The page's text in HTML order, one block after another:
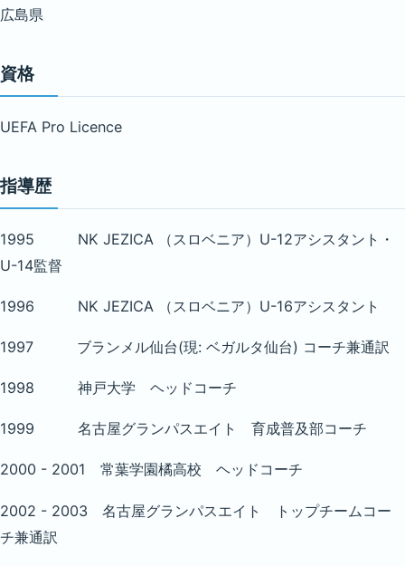
広島県
資格
UEFA Pro Licence
指導歴
1995 NK JEZICA （スロベニア）U-12アシスタント・
U-14監督
1996 NK JEZICA （スロベニア）U-16アシスタント
1997 ブランメル仙台(現: ベガルタ仙台) コーチ兼通訳
1998 神戸大学 ヘッドコーチ
1999 名古屋グランパスエイト 育成普及部コーチ
2000 - 2001 常葉学園橘高校 ヘッドコーチ
2002 - 2003 名古屋グランパスエイト トップチームコー
チ兼通訳